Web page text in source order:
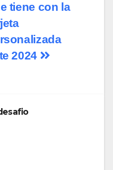
tiene con la
2024